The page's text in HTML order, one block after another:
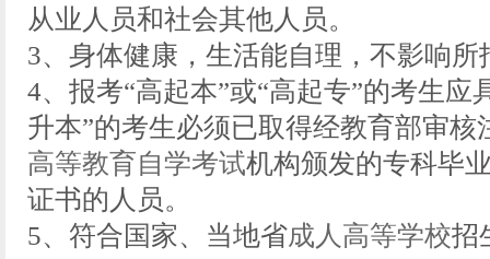
从业人员和社会其他人员。
3、身体健康，生活能自理，不影响所
4、报考“高起本”或“高起专”的考生
升本”的考生必须已取得经教育部审
高等教育自学考试机构颁发的专科毕
证书的人员。
5、符合国家、当地省成人高等学校招